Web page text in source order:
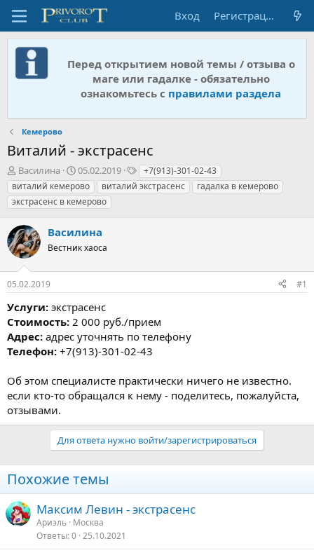
Вход Регистрация
Перед открытием новой темы / отзыва о
маге или гадалке - обязательно
ознакомьтесь с правилами раздела
Кемерово
Виталий - экстрасенс
А
в
т
о
т
е
м
ы
Василина
Д
а
т
а
а
ч
л
05.02.2019
Т
е
г
+7(913)-301-02-43
виталий кемерово
виталий экстрасенс
гадалка в кемерово
экстрасенс в кемерово
Василина
Вестник хаоса
05.02.2019 #1
Услуги: экстрасенс
Стоимость: 2 000 руб./прием
Адрес: адрес уточнять по телефону
Телефон: +7(913)-301-02-43
Об этом специалисте практически ничего не известно.
если кто-то обращался к нему - поделитесь, пожалуйста,
отзывами.
Для ответа нужно войти/зарегистрироваться
Похожие темы
Максим Левин - экстрасенс
Ариэль Москва
Ответы 0 25.10.2021